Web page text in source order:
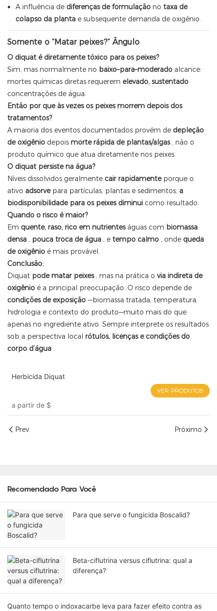
A influência de diferenças de formulação no taxa de
colapso da planta e subsequente demanda de oxigênio.
Somente o “Matar peixes?” Ângulo
O diquat é diretamente tóxico para os peixes?
Sim, mas normalmente no baixo–para–moderado alcance:
mortes químicas diretas requerem elevado, sustentado
concentrações de água.
Então por que às vezes os peixes morrem depois dos
tratamentos?
A maioria dos eventos documentados provém de depleção
de oxigênio depois morte rápida de plantas/algas , não o
produto químico que atua diretamente nos peixes.
O diquat persiste na água?
Níveis dissolvidos geralmente cair rapidamente porque o
ativo adsorve para partículas, plantas e sedimentos; a
biodisponibilidade para os peixes diminui como resultado.
Quando o risco é maior?
Em quente, raso, rico em nutrientes águas com biomassa
densa , pouca troca de água , e tempo calmo , onde queda
de oxigênio é mais provável.
Conclusão:
Diquat pode matar peixes , mas na prática o via indireta de
oxigênio é a principal preocupação. O risco depende de
condições de exposição —biomassa tratada, temperatura,
hidrologia e contexto do produto—muito mais do que
apenas no ingrediente ativo. Sempre interprete os resultados
sob a perspectiva local rótulos, licenças e condições do
corpo d’água .
Herbicida Diquat
a partir de $
VER PRODUTOS
Prev. Próximo
Recomendado Para Você
Para que serve o fungicida Boscalid?
Beta-ciflutrina versus ciflutrina: qual a
diferença?
Quanto tempo o indoxacarbe leva para fazer efeito contra as